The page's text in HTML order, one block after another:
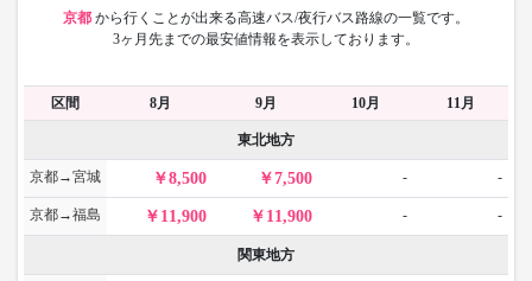
京都 から行くことが出来る高速バス/夜行バス路線の一覧です。
3ヶ月先までの最安値情報を表示しております。
区間 8月 9月 10月 11月
東北地方
京都→宮城 8,500 7,500 - -
京都→福島 11,900 11,900 - -
関東地方